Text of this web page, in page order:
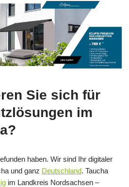
Sie sich für
im
haben. Wir sind Ihr digitaler
und ganz Deutschland. Taucha
im Landkreis Nordsachsen –